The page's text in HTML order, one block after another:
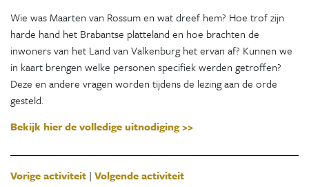
Wie was Maarten van Rossum en wat dreef hem? Hoe trof zijn
harde hand het Brabantse platteland en hoe brachten de
inwoners van het Land van Valkenburg het ervan af? Kunnen we
in kaart brengen welke personen specifiek werden getroffen?
Deze en andere vragen worden tijdens de lezing aan de orde
gesteld.
Bekijk hier de volledige uitnodiging >>
Vorige activiteit | Volgende activiteit